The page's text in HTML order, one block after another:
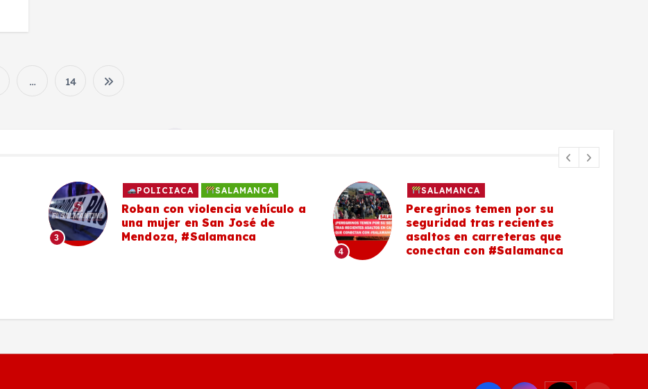
n
c
… 14
3
POLICIACA SALAMANCA
Roban con violencia vehículo a
una mujer en San José de
Mendoza, #Salamanca
4
SALAMANCA
Peregrinos temen por su
seguridad tras recientes
asaltos en carreteras que
conectan con #Salamanca